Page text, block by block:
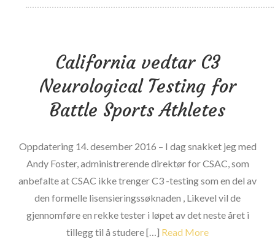
7
å
vann
mindre
California vedtar C3
Neurological Testing for
Battle Sports Athletes
Oppdatering 14. desember 2016 – I dag snakket jeg med
Andy Foster, administrerende direktør for CSAC, som
anbefalte at CSAC ikke trenger C3 -testing som en del av
den formelle lisensieringssøknaden , Likevel vil de
gjennomføre en rekke tester i løpet av det neste året i
tillegg til å studere […] Read More